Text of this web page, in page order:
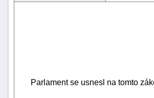
Parlament se usnesl na tomto